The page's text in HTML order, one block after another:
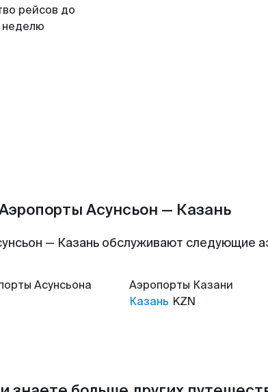
рейсов до
неделю
Асунсьон — Казань
— Казань обслуживают следующие
Асунсьона Аэропорты Казани
Казань KZN